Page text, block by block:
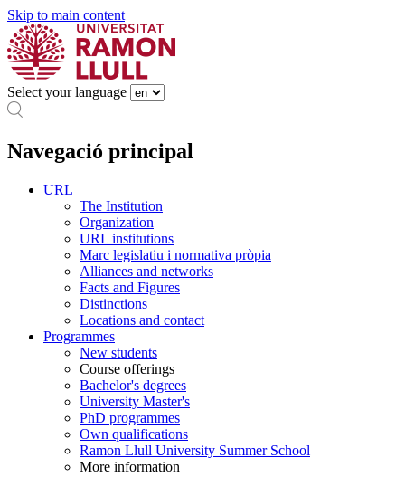
Skip to main content
Select your language
Navegació principal
URL
The Institution
Organization
URL institutions
Marc legislatiu i normativa pròpia
Alliances and networks
Facts and Figures
Distinctions
Locations and contact
Programmes
New students
Course offerings
Bachelor's degrees
University Master's
PhD programmes
Own qualifications
Ramon Llull University Summer School
More information